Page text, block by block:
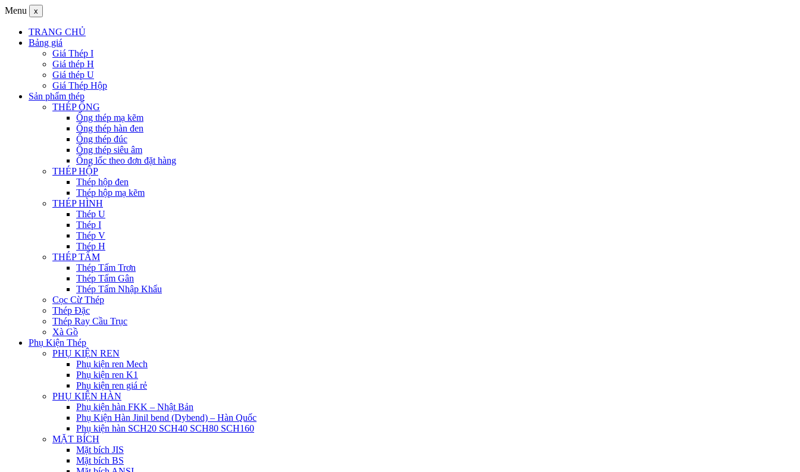
Menu x
TRANG CHỦ
Bảng giá
Giá Thép I
Giá thép H
Giá thép U
Giá Thép Hộp
Sản phẩm thép
THÉP ỐNG
Ống thép mạ kẽm
Ống thép hàn đen
Ống thép đúc
Ống thép siêu âm
Ống lốc theo đơn đặt hàng
THÉP HỘP
Thép hộp đen
Thép hộp mạ kẽm
THÉP HÌNH
Thép U
Thép I
Thép V
Thép H
THÉP TẤM
Thép Tấm Trơn
Thép Tấm Gân
Thép Tấm Nhập Khẩu
Cọc Cừ Thép
Thép Đặc
Thép Ray Cầu Trục
Xà Gồ
Phụ Kiện Thép
PHỤ KIỆN REN
Phụ kiện ren Mech
Phụ kiện ren K1
Phụ kiện ren giá rẻ
PHỤ KIỆN HÀN
Phụ kiện hàn FKK – Nhật Bản
Phụ Kiện Hàn Jinil bend (Dybend) – Hàn Quốc
Phụ kiện hàn SCH20 SCH40 SCH80 SCH160
MẶT BÍCH
Mặt bích JIS
Mặt bích BS